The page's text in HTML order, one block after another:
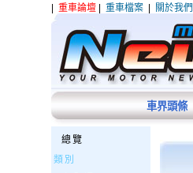
重車論壇 重車檔案 關於我們
車界頭條
總覽
類別